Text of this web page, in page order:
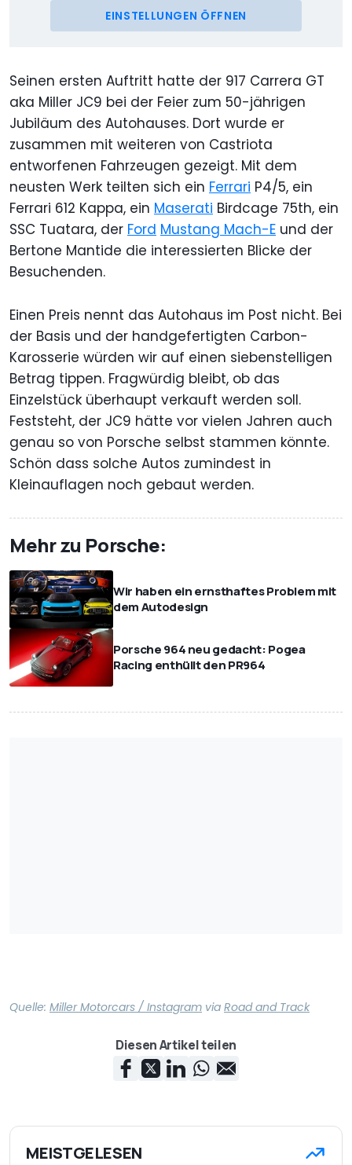
EINSTELLUNGEN ÖFFNEN
Seinen ersten Auftritt hatte der 917 Carrera GT
aka Miller JC9 bei der Feier zum 50-jährigen
Jubiläum des Autohauses. Dort wurde er
zusammen mit weiteren von Castriota
entworfenen Fahrzeugen gezeigt. Mit dem
neusten Werk teilten sich ein Ferrari P4/5, ein
Ferrari 612 Kappa, ein Maserati Birdcage 75th, ein
SSC Tuatara, der Ford Mustang Mach-E und der
Bertone Mantide die interessierten Blicke der
Besuchenden.
Einen Preis nennt das Autohaus im Post nicht. Bei
der Basis und der handgefertigten Carbon-
Karosserie würden wir auf einen siebenstelligen
Betrag tippen. Fragwürdig bleibt, ob das
Einzelstück überhaupt verkauft werden soll.
Feststeht, der JC9 hätte vor vielen Jahren auch
genau so von Porsche selbst stammen könnte.
Schön dass solche Autos zumindest in
Kleinauflagen noch gebaut werden.
Mehr zu Porsche:
Wir haben ein ernsthaftes Problem mit
dem Autodesign
Porsche 964 neu gedacht: Pogea
Racing enthüllt den PR964
Quelle: Miller Motorcars / Instagram via Road and Track
Diesen Artikel teilen
MEISTGELESEN